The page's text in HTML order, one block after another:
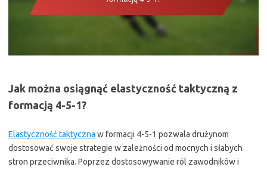
Jak można osiągnąć elastyczność taktyczną z
formacją 4-5-1?
Elastyczność taktyczna w formacji 4-5-1 pozwala drużynom
dostosować swoje strategie w zależności od mocnych i słabych
stron przeciwnika. Poprzez dostosowywanie ról zawodników i